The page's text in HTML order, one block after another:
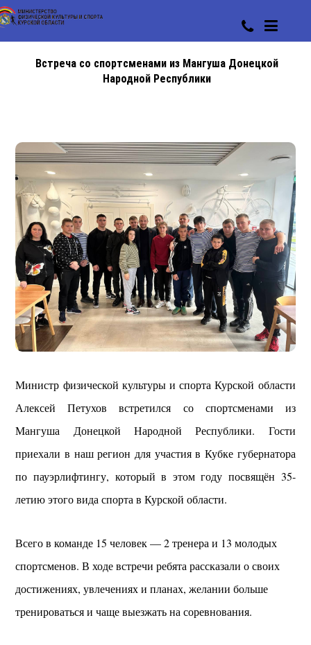
Встреча со спортсменами из Мангуша Донецкой
Народной Республики
Министр физической культуры и спорта Курской области
Алексей Петухов встретился со спортсменами из
Мангуша Донецкой Народной Республики. Гости
приехали в наш регион для участия в Кубке губернатора
по пауэрлифтингу, который в этом году посвящён 35-
летию этого вида спорта в Курской области.
Всего в команде 15 человек — 2 тренера и 13 молодых
спортсменов. В ходе встречи ребята рассказали о своих
достижениях, увлечениях и планах, желании больше
тренироваться и чаще выезжать на соревнования.